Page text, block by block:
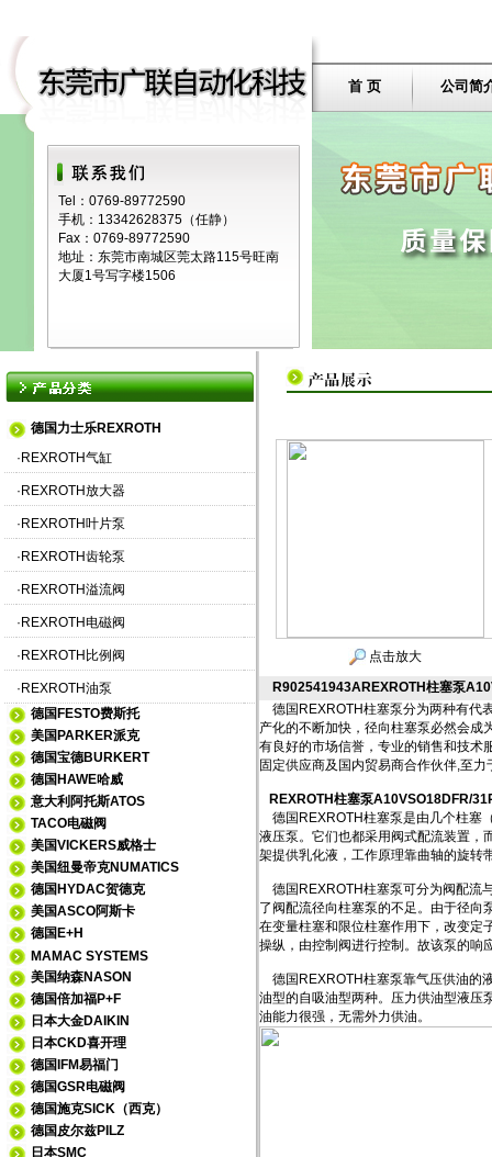
Tel：0769-89772590
手机：13342628375（任静）
Fax：0769-89772590
地址：东莞市南城区莞太路115号旺南
大厦1号写字楼1506
首 页 公司简
德国力士乐REXROTH
· REXROTH气缸
· REXROTH放大器
· REXROTH叶片泵
· REXROTH齿轮泵
· REXROTH溢流阀
· REXROTH电磁阀
· REXROTH比例阀
· REXROTH油泵
德国FESTO费斯托
美国PARKER派克
德国宝德BURKERT
德国HAWE哈威
意大利阿托斯ATOS
TACO电磁阀
美国VICKERS威格士
美国纽曼帝克NUMATICS
德国HYDAC贺德克
美国ASCO阿斯卡
德国E+H
MAMAC SYSTEMS
美国纳森NASON
德国倍加福P+F
日本大金DAIKIN
日本CKD喜开理
德国IFM易福门
德国GSR电磁阀
德国施克SICK（西克）
德国皮尔兹PILZ
日本SMC
点击放大
R902541943AREXROTH柱塞泵
德国REXROTH柱塞泵分为两种有代
产化的不断加快，径向柱塞泵必然会成
有良好的市场信誉，专业的销售和技术
固定供应商及国内贸易商合作伙伴,至
REXROTH柱塞泵A10VSO18DFR/
德国REXROTH柱塞泵是由几个柱塞
液压泵。它们也都采用阀式配流装置，
架提供乳化液，工作原理靠曲轴的旋转
德国REXROTH柱塞泵可分为阀配流
了阀配流径向柱塞泵的不足。由于径向
在变量柱塞和限位柱塞作用下，改变定
操纵，由控制阀进行控制。故该泵的响
德国REXROTH柱塞泵靠气压供油的
油型的自吸油型两种。压力供油型液压
油能力很强，无需外力供油。